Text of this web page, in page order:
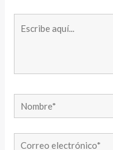
Nombre*
Correo